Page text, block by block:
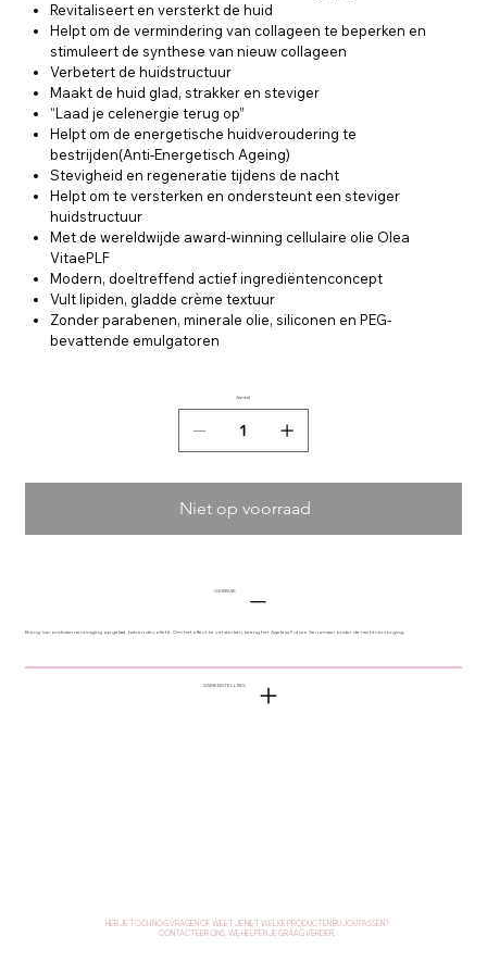
Revitaliseert en versterkt de huid
Helpt om de vermindering van collageen te beperken en
stimuleert de synthese van nieuw collageen
Verbetert de huidstructuur
Maakt de huid glad, strakker en steviger
“Laad je celenergie terug op”
Helpt om de energetische huidveroudering te
bestrijden(Anti-Energetisch Ageing)
Stevigheid en regeneratie tijdens de nacht
Helpt om te versterken en ondersteunt een steviger
huidstructuur
Met de wereldwijde award-winning cellulaire olie Olea
VitaePLF
Modern, doeltreffend actief ingrediëntenconcept
Vult lipiden, gladde crème textuur
Zonder parabenen, minerale olie, siliconen en PEG-
bevattende emulgatoren
Aantal
Niet op voorraad
GEBRUIK
Breng ‘s avonds aan na reiniging op gelaat, hals en décolleté. Om het effect te versterken, breng het Ageless Future Serum aan onder de nachtverzorging.
SAMENSTELLING
HEB JE TOCH NOG VRAGEN OF WEET JE NIET WELKE PRODUCTEN BIJ JOU PASSEN?
CONTACTEER ONS, WE HELPEN JE GRAAG VERDER.